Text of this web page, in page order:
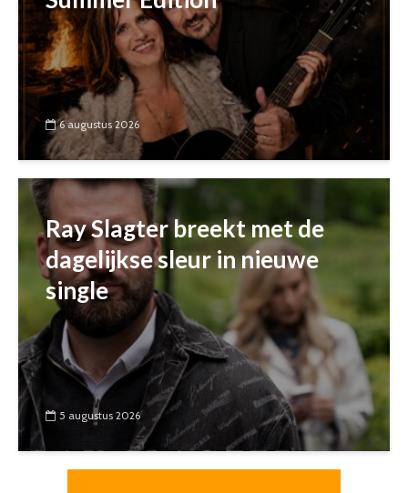
6 augustus 2026
Ray Slagter breekt met de
dagelijkse sleur in nieuwe
single
5 augustus 2026